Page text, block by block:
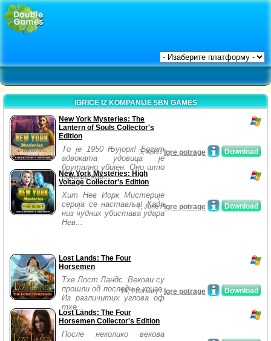
IGRICE IZ KOMPANIJE 5BN GAMES
New York Mysteries: The
Lantern of Souls Collector's
Edition
То је 1950 Њујорк! Богат
адвоката удовица је
брутално убијен. Оно што
почиње као...
Download
3, April / Igre potrage
New York Mysteries: High
Voltage Collector's Edition
Хит Нев Иорк Мистерије
серија се наставља! Када
низ чудних убистава удара
Нев...
Download
7, June /Igre potrage
Lost Lands: The Four
Horsemen
Тхе Лост Ландс. Векови су
прошли од последње кризе.
Из различитих углова оф
тхе...
Download
14, February / Igre potrage
Lost Lands: The Four
Horsemen Collector's Edition
После неколико векова